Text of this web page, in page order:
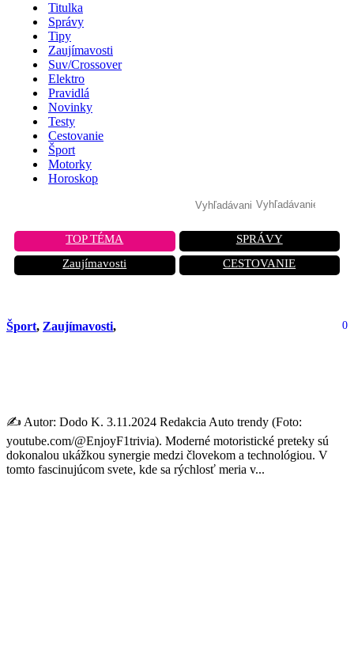
Titulka
Správy
Tipy
Zaujímavosti
Suv/Crossover
Elektro
Pravidlá
Novinky
Testy
Cestovanie
Šport
Motorky
Horoskop
TOP TÉMA
SPRÁVY
Zaujímavosti
CESTOVANIE
Šport, Zaujímavosti, 0
✍️ Autor: Dodo K. 3.11.2024 Redakcia Auto trendy (Foto:
youtube.com/@EnjoyF1trivia). Moderné motoristické preteky sú
dokonalou ukážkou synergie medzi človekom a technológiou. V
tomto fascinujúcom svete, kde sa rýchlosť meria v...